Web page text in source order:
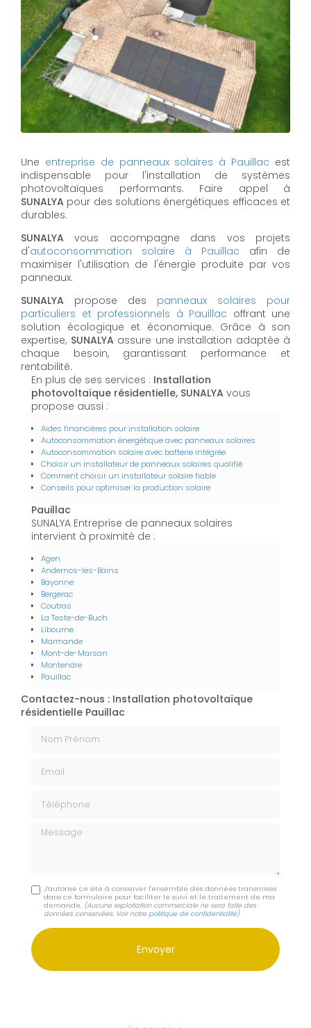
Une entreprise de panneaux solaires à Pauillac est
indispensable pour l'installation de systèmes
photovoltaïques performants. Faire appel à
SUNALYA pour des solutions énergétiques efficaces et
durables.
SUNALYA vous accompagne dans vos projets
d'autoconsommation solaire à Pauillac afin de
maximiser l'utilisation de l'énergie produite par vos
panneaux.
SUNALYA propose des panneaux solaires pour
particuliers et professionnels à Pauillac offrant une
solution écologique et économique. Grâce à son
expertise, SUNALYA assure une installation adaptée à
chaque besoin, garantissant performance et
rentabilité.
En plus de ses services : Installation
photovoltaïque résidentielle, SUNALYA vous
propose aussi :
Aides financières pour installation solaire
Autoconsommation énergétique avec panneaux solaires
Autoconsommation solaire avec batterie intégrée
Choisir un installateur de panneaux solaires qualifié
Comment choisir un installateur solaire fiable
Conseils pour optimiser la production solaire
Pauillac
SUNALYA Entreprise de panneaux solaires
intervient à proximité de :
Agen
Andernos-les-Bains
Bayonne
Bergerac
Coutras
La Teste-de-Buch
Libourne
Marmande
Mont-de-Marsan
Montendre
Pauillac
Contactez-nous : Installation photovoltaïque
résidentielle Pauillac
Message
J'autorise ce site à conserver l'ensemble des données transmises
dans ce formulaire pour faciliter le suivi et le traitement de ma
demande. (Aucune exploitation commerciale ne sera faite des
données conservées. Voir notre politique de confidentialité)